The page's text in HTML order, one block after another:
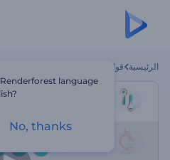
الرئيسية قوالب
language
No, thanks